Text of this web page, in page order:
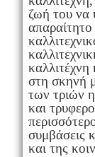
ζωή του να
απαραίτητο
καλλιτέχνη
στη σκηνή
των τριών
και
συμβάσεις
και της